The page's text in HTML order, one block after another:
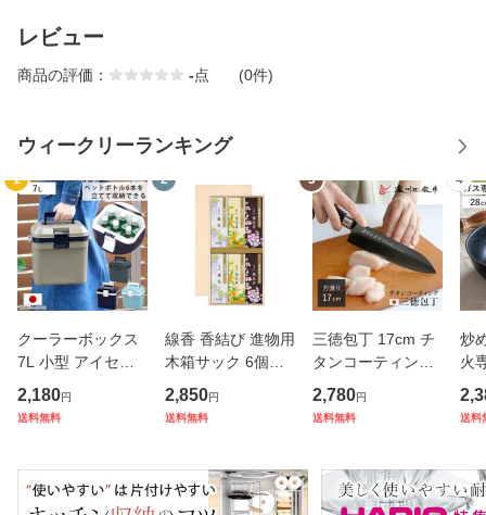
レビュー
商品の評価： -点 (0件)
ウィークリーランキング
1
クーラーボックス
7L 小型 アイセル1
0 ハードタイプ （
保冷 クーラーBOX
ックス 7リットル
クーラー
2,180円
送料無料
2
線香 香結び 進物用
木箱サック 6個入
り ギフト （ お線
香 微煙 仏壇 お墓
プレゼント 贈り物
）
2,850円
送料無料
3
三徳包丁 17cm チ
タンコーティング
濃州正宗 日本製 （
包丁 万能包丁 料理
5ミリ チタン 錆び
にくい 切
2,780円
送料無料
4
炒
火
モ
ル
ン
K
送料